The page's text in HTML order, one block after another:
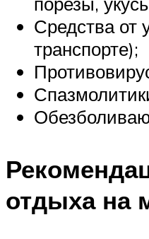
Средства от
транспорте);
отдыха на